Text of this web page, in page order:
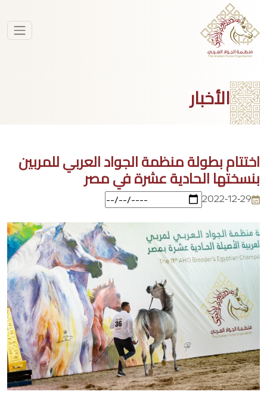
الأخبار
اختتام بطولة منظمة الجواد العربي للمربين
بنسختها الحادية عشرة في مصر
2022-12-29